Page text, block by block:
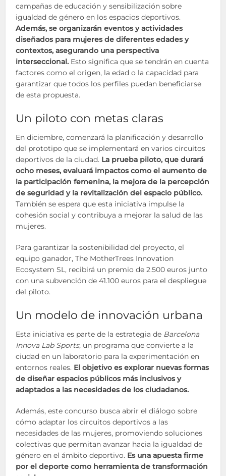
campañas de educación y sensibilización sobre
igualdad de género en los espacios deportivos.
Además, se organizarán eventos y actividades
diseñados para mujeres de diferentes edades y
contextos, asegurando una perspectiva
interseccional. Esto significa que se tendrán en cuenta
factores como el origen, la edad o la capacidad para
garantizar que todos los perfiles puedan beneficiarse
de esta propuesta.
Un piloto con metas claras
En diciembre, comenzará la planificación y desarrollo
del prototipo que se implementará en varios circuitos
deportivos de la ciudad. La prueba piloto, que durará
ocho meses, evaluará impactos como el aumento de
la participación femenina, la mejora de la percepción
de seguridad y la revitalización del espacio público.
También se espera que esta iniciativa impulse la
cohesión social y contribuya a mejorar la salud de las
mujeres.
Para garantizar la sostenibilidad del proyecto, el
equipo ganador, The MotherTrees Innovation
Ecosystem SL, recibirá un premio de 2.500 euros junto
con una subvención de 41.100 euros para el despliegue
del piloto.
Un modelo de innovación urbana
Esta iniciativa es parte de la estrategia de Barcelona
Innova Lab Sports, un programa que convierte a la
ciudad en un laboratorio para la experimentación en
entornos reales. El objetivo es explorar nuevas formas
de diseñar espacios públicos más inclusivos y
adaptados a las necesidades de los ciudadanos.
Además, este concurso busca abrir el diálogo sobre
cómo adaptar los circuitos deportivos a las
necesidades de las mujeres, promoviendo soluciones
colectivas que permitan avanzar hacia la igualdad de
género en el ámbito deportivo. Es una apuesta firme
por el deporte como herramienta de transformación